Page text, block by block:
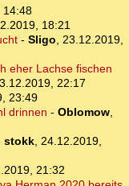
14:48
18:21
- Sligo
23.12.2019,
eher Lachse fischen
22:17
23:49
drinnen - Oblomow,
stokk, 24.12.2019,
21:32